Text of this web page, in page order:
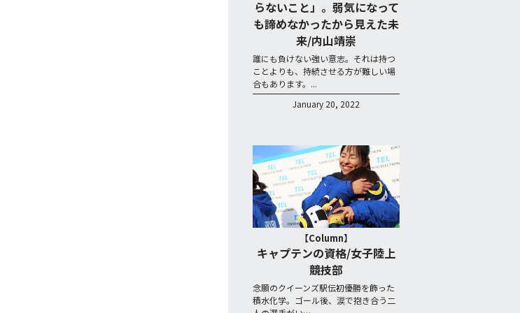
らないこと」。弱気になって
も諦めなかったから見えた未
来/内山靖崇
誰にも負けない強い意志。それは持つ
ことよりも、持続させる方が難しい場
合もあります。...
January 20, 2022
【Column】
キャプテンの資格/女子陸上
競技部
念願のクイーンズ駅伝初優勝を飾った
積水化学。ゴール後、涙で抱き合う二